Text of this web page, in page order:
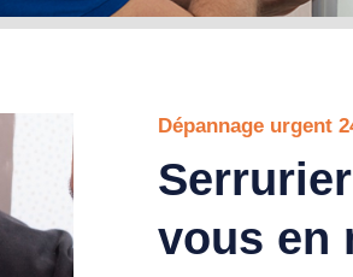
Dépannage urgent
vous en